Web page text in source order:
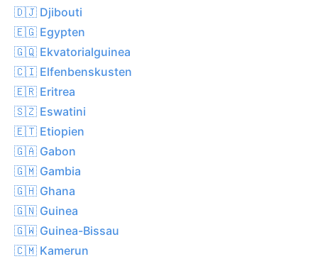
🇩🇯 Djibouti
🇪🇬 Egypten
🇬🇶 Ekvatorialguinea
🇨🇮 Elfenbenskusten
🇪🇷 Eritrea
🇸🇿 Eswatini
🇪🇹 Etiopien
🇬🇦 Gabon
🇬🇲 Gambia
🇬🇭 Ghana
🇬🇳 Guinea
🇬🇼 Guinea-Bissau
🇨🇲 Kamerun